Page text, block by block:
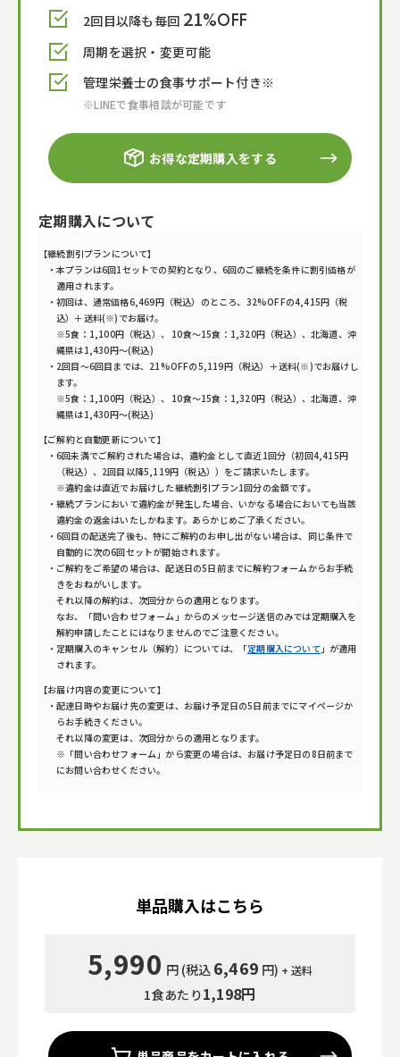
2回目以降も毎回 21%OFF
周期を選択・変更可能
管理栄養士の食事サポート付き※
※LINEで食事相談が可能です
お得な定期購入をする
定期購入について
【継続割引プランについて】
本プランは6回1セットでの契約となり、 6回のご継続を条件に割引価格が
適用されます。
初回は、通常価格6,469円（税込）のところ、 32%OFFの4,415円（税
込）＋送料(※)でお届け。
※5食：1,100円（税込）、 10食～15食：1,320円（税込）、北海道、沖
縄県は1,430円～(税込)
2回目〜6回目までは、 21%OFFの5,119円（税込）＋送料(※)でお届けし
ます。
※5食：1,100円（税込）、 10食～15食：1,320円（税込）、北海道、沖
縄県は1,430円～(税込)
【ご解約と自動更新について】
6回未満でご解約された場合は、違約金として直近1回分（初回4,415円
（税込）、2回目以降5,119円（税込））をご請求いたします。
※違約金は直近でお届けした継続割引プラン1回分の金額です。
継続プランにおいて違約金が発生した場合、いかなる場合においても当該
違約金の返金はいたしかねます。あらかじめご了承ください。
6回目の配送完了後も、特にご解約のお申し出がない場合は、同じ条件で
自動的に次の6回セットが開始されます。
ご解約をご希望の場合は、配送日の5日前までに解約フォームからお手続
きをおねがいします。
それ以降の解約は、次回分からの適用となります。
なお、「問い合わせフォーム」からのメッセージ送信のみでは定期購入を
解約申請したことにはなりませんのでご注意ください。
定期購入のキャンセル（解約）については、「定期購入について」が適用
されます。
【お届け内容の変更について】
配達日時やお届け先の変更は、お届け予定日の5日前までにマイページか
らお手続きください。
それ以降の変更は、次回分からの適用となります。
※「問い合わせフォーム」から変更の場合は、お届け予定日の8日前まで
にお問い合わせください。
単品購入はこちら
5,990 円 (税込 6,469 円) + 送料
1食あたり1,198円